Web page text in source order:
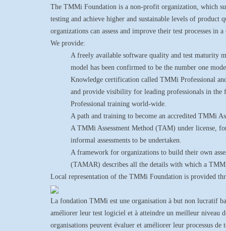
The TMMi Foundation is a non-profit organization, which
testing and achieve higher and sustainable levels of
organizations can assess and improve their test processes
We provide:
A freely available software quality and test
model has been confirmed to be the number one
Knowledge certification called TMMi Professional
and provide visibility for leading professionals in
Professional training world-wide.
A path and training to become an accredited TMMi
A TMMi Assessment Method (TAM) under license,
informal assessments to be undertaken.
A framework for organizations to build their own
(TAMAR) describes all the details with which a
Local representation of the TMMi Foundation is provided
La fondation TMMi est une organisation à but non lucratif
améliorer leur test logiciel et à atteindre un meilleur niveau
organisations peuvent évaluer et améliorer leur processus